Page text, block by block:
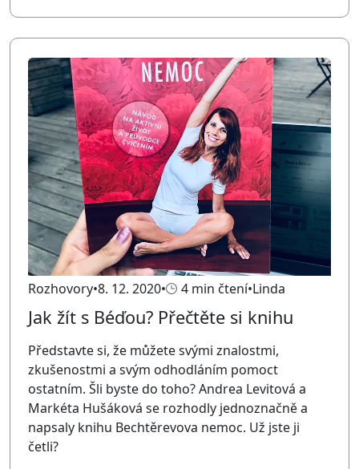
Rozhovory 8. 12. 2020 4 min čtení Linda
Jak žít s Béďou? Přečtěte si knihu
Představte si, že můžete svými znalostmi,
zkušenostmi a svým odhodláním pomoct
ostatním. Šli byste do toho? Andrea Levitová a
Markéta Hušáková se rozhodly jednoznačně a
napsaly knihu Bechtěrevova nemoc. Už jste ji
četli?